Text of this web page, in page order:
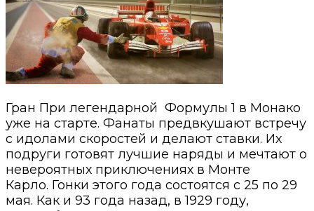
Гран При легендарной Формулы 1 в Монако
уже на старте. Фанаты предвкушают встречу
с идолами скоростей и делают ставки. Их
подруги готовят лучшие наряды и мечтают о
невероятных приключениях в Монте
Карло. Гонки этого года состоятся с 25 по 29
мая. Как и 93 года назад, в 1929 году,